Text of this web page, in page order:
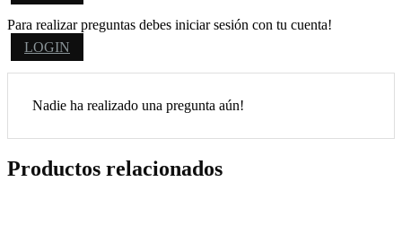
Para realizar preguntas debes iniciar sesión con tu cuenta!
LOGIN
Nadie ha realizado una pregunta aún!
Productos relacionados